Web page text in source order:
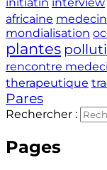
africaine
mondialisation
plantes
rencontre
therapeutique
Pares
Rechercher :
Pages